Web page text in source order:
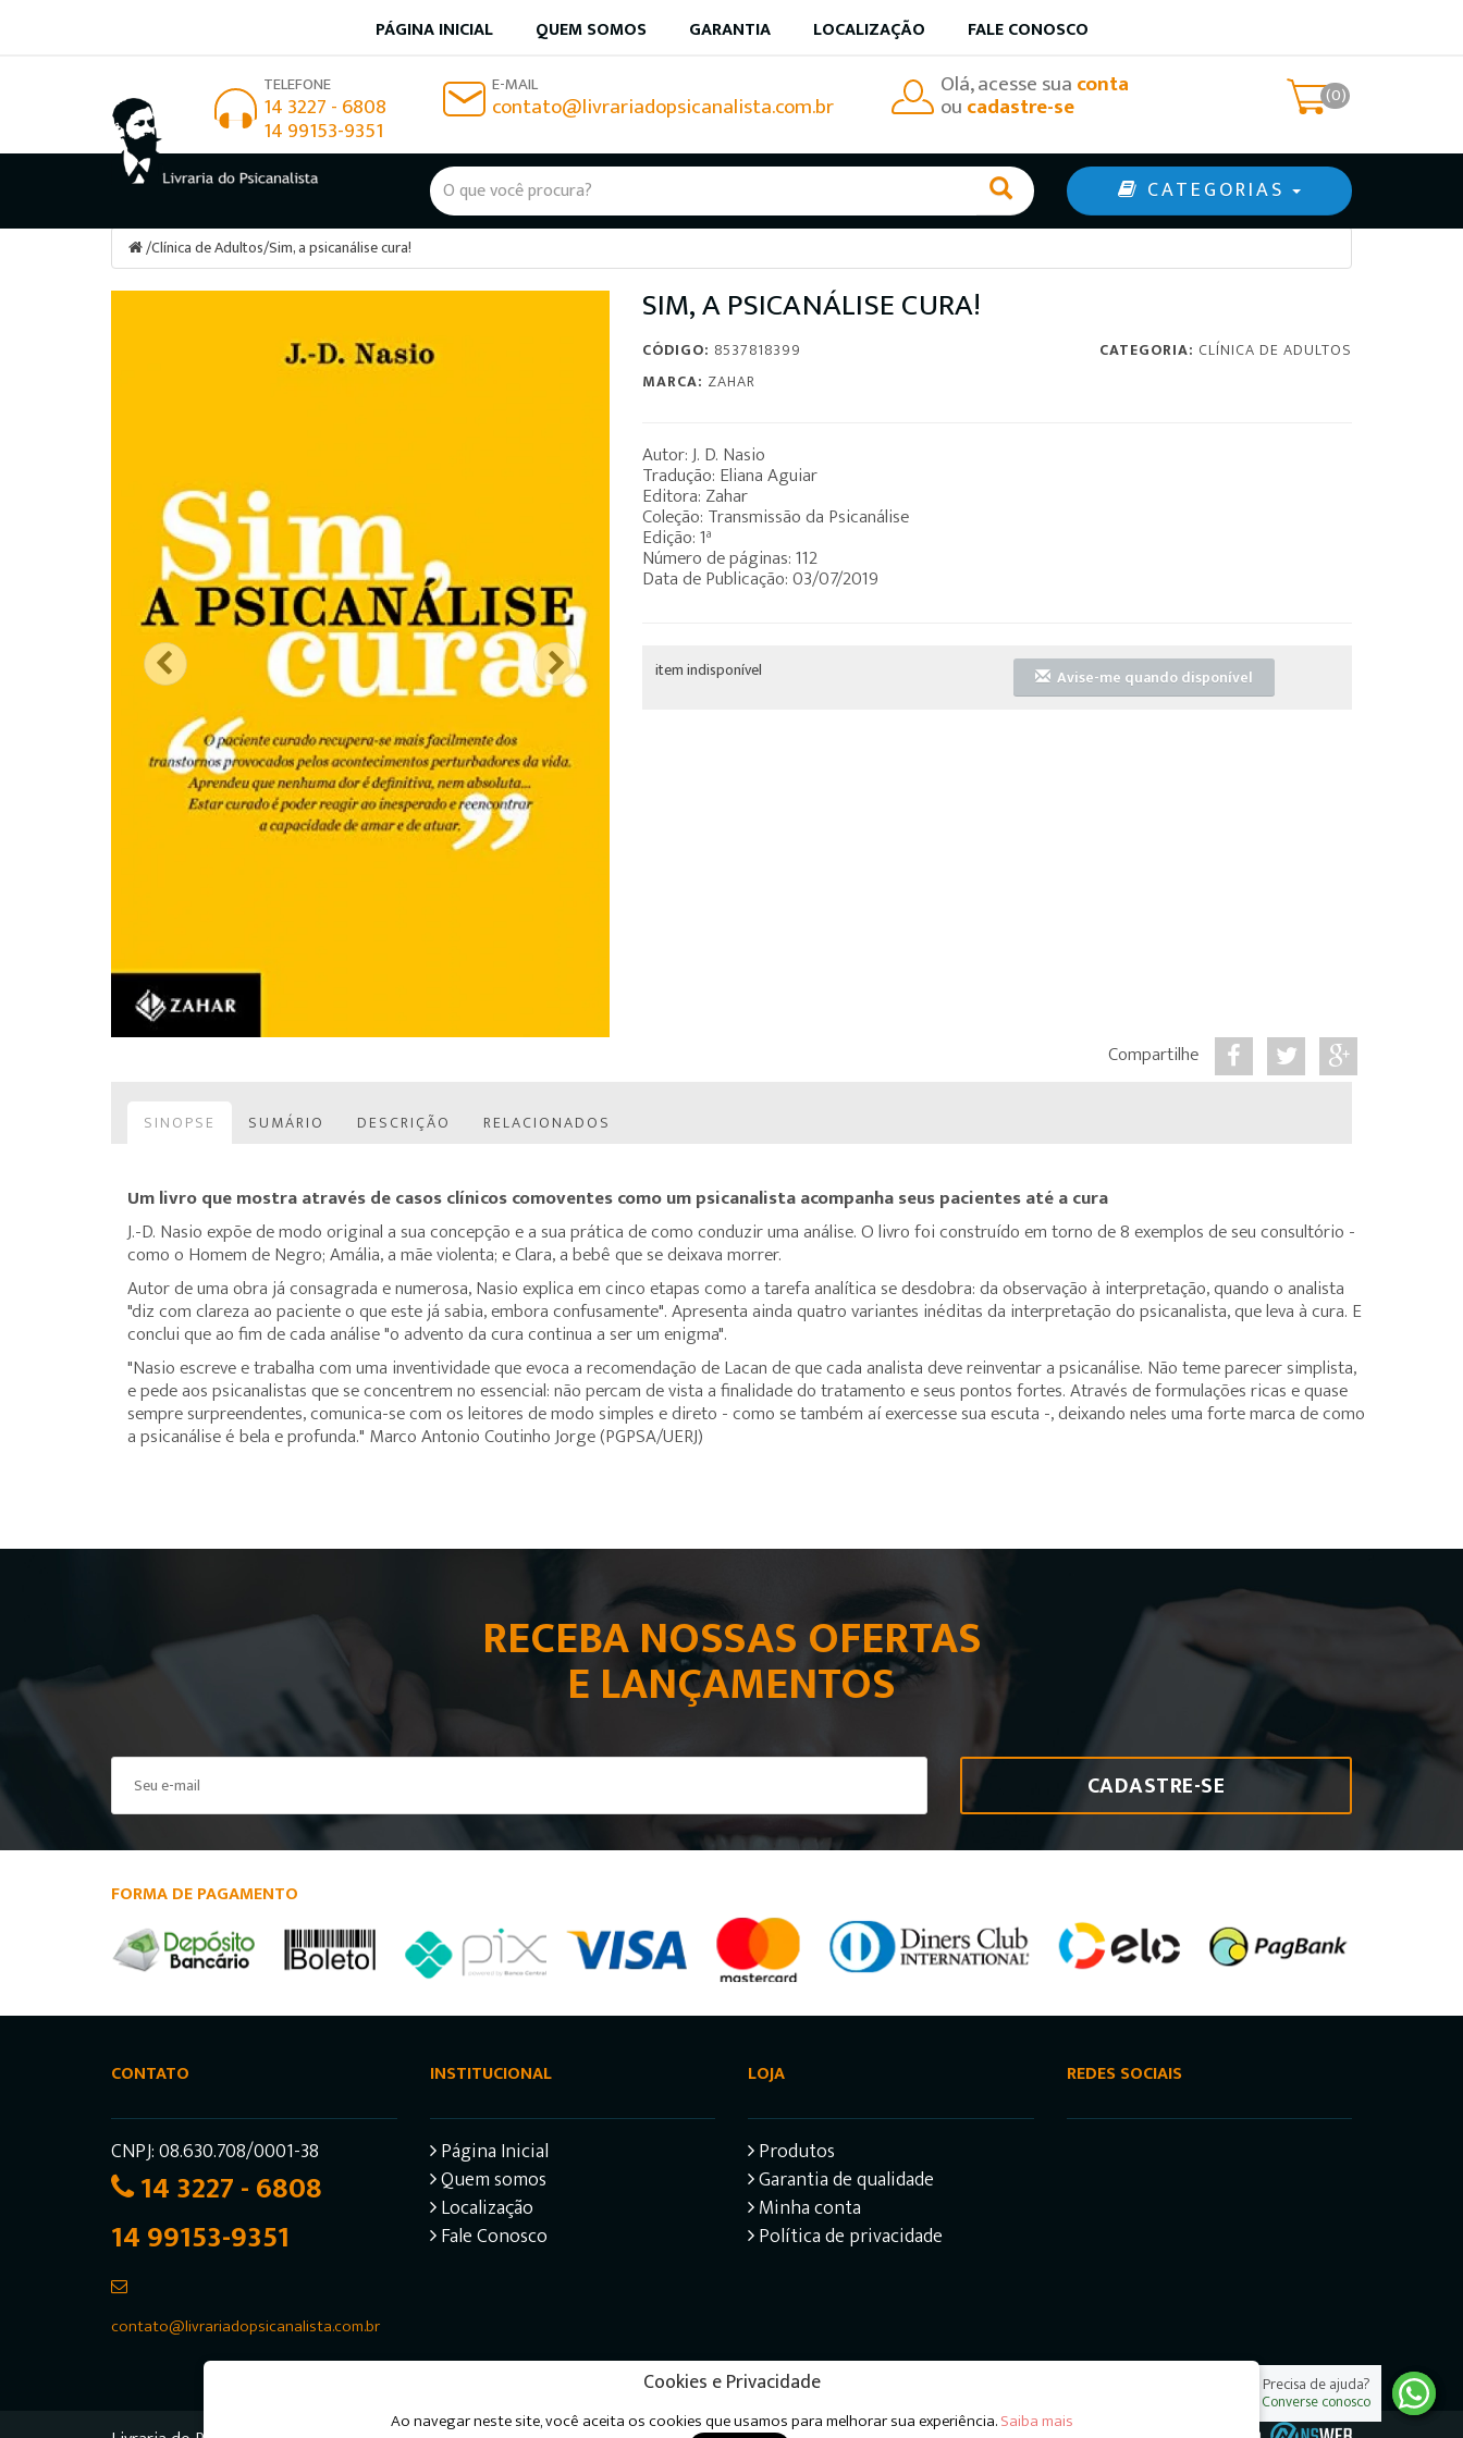
PÁGINA INICIAL QUEM SOMOS GARANTIA LOCALIZAÇÃO FALE CONOSCO
TELEFONE
14 3227 - 6808
14 99153-9351
E-MAIL
contato@livrariadopsicanalista.com.br
Olá, acesse suaconta
oucadastre-se (0)
CATEGORIAS
/Clínica de Adultos/Sim, a psicanálise cura!
SIM, A PSICANÁLISE CURA!
CÓDIGO: 8537818399 CATEGORIA: CLÍNICA DE ADULTOS
MARCA: ZAHAR
Autor: J. D. Nasio
Tradução: Eliana Aguiar
Editora: Zahar
Coleção: Transmissão da Psicanálise
Edição: 1ª
Número de páginas: 112
Data de Publicação: 03/07/2019
item indisponível Avise-me quando disponível
Compartilhe
SINOPSE SUMÁRIO DESCRIÇÃO RELACIONADOS
Um livro que mostra através de casos clínicos comoventes como um psicanalista acompanha seus pacientes até a cura
J.-D. Nasio expõe de modo original a sua concepção e a sua prática de como conduzir uma análise. O livro foi construído em torno de 8 exemplos de seu consultório -
como o Homem de Negro; Amália, a mãe violenta; e Clara, a bebê que se deixava morrer.
Autor de uma obra já consagrada e numerosa, Nasio explica em cinco etapas como a tarefa analítica se desdobra: da observação à interpretação, quando o analista
"diz com clareza ao paciente o que este já sabia, embora confusamente". Apresenta ainda quatro variantes inéditas da interpretação do psicanalista, que leva à cura. E
conclui que ao fim de cada análise "o advento da cura continua a ser um enigma".
"Nasio escreve e trabalha com uma inventividade que evoca a recomendação de Lacan de que cada analista deve reinventar a psicanálise. Não teme parecer simplista,
e pede aos psicanalistas que se concentrem no essencial: não percam de vista a finalidade do tratamento e seus pontos fortes. Através de formulações ricas e quase
sempre surpreendentes, comunica-se com os leitores de modo simples e direto - como se também aí exercesse sua escuta -, deixando neles uma forte marca de como
a psicanálise é bela e profunda." Marco Antonio Coutinho Jorge (PGPSA/UERJ)
RECEBA NOSSAS OFERTAS
E LANÇAMENTOS
CADASTRE-SE
FORMA DE PAGAMENTO
CONTATO
CNPJ: 08.630.708/0001-38
14 3227 - 6808
14 99153-9351
contato@livrariadopsicanalista.com.br
INSTITUCIONAL
Página Inicial
Quem somos
Localização
Fale Conosco
LOJA
Produtos
Garantia de qualidade
Minha conta
Política de privacidade
REDES SOCIAIS
Precisa de ajuda?
Converse conosco
Cookies e Privacidade
Ao navegar neste site, você aceita os cookies que usamos para melhorar sua experiência.Saiba mais